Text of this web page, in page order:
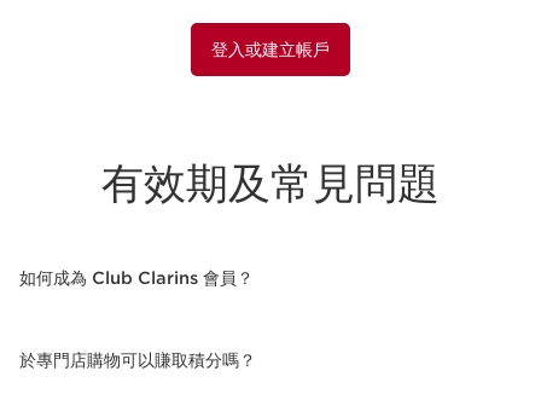
登入或建立帳戶
有效期及常見問題
如何成為 Club Clarins 會員？
於專門店購物可以賺取積分嗎？